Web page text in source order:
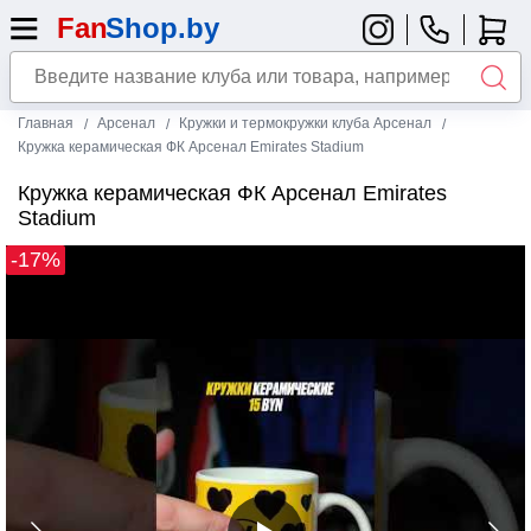
Главная Арсенал
Кружки и термокружки клуба Арсенал
Кружка керамическая ФК Арсенал Emirates Stadium
Кружка керамическая ФК Арсенал Emirates
Stadium
-17%